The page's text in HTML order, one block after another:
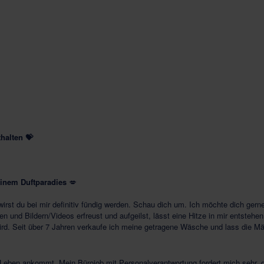
💝
Duftparadies 💋
du bei mir definitiv fündig werden. Schau dich um. Ich möchte dich
und Bildern/Videos erfreust und aufgeilst, lässt eine Hitze in mir
Seit über 7 Jahren verkaufe ich meine getragene Wäsche und lass die